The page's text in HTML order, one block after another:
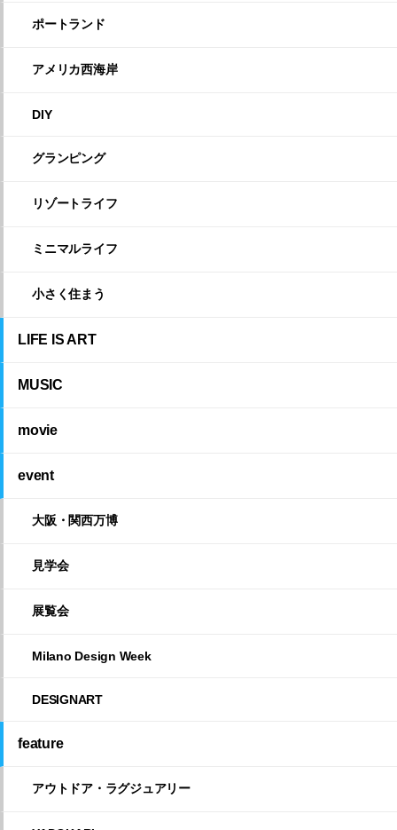
ポートランド
アメリカ西海岸
DIY
グランピング
リゾートライフ
ミニマルライフ
小さく住まう
LIFE IS ART
MUSIC
movie
event
大阪・関西万博
見学会
展覧会
Milano Design Week
DESIGNART
feature
アウトドア・ラグジュアリー